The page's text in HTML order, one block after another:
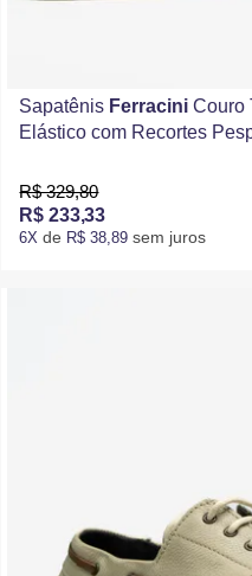
Sapatênis Ferracini Couro
Elástico com Recortes
R$ 329,80
R$ 233,33
6X de R$ 38,89 sem juros